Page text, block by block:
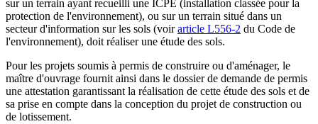
sur un terrain ayant recueilli une ICPE (installation classée pour la
protection de l'environnement), ou sur un terrain situé dans un
secteur d'information sur les sols (voirarticle L556-2 du Code de
l'environnement), doit réaliser une étude des sols.
Pour les projets soumis à permis de construire ou d'aménager, le
maître d'ouvrage fournit ainsi dans le dossier de demande de permis
une attestation garantissant la réalisation de cette étude des sols et de
sa prise en compte dans la conception du projet de construction ou
de lotissement.